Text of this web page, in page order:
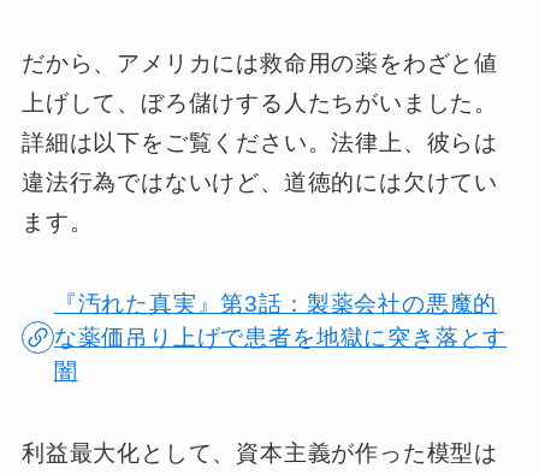
だから、アメリカには救命用の薬をわざと値
上げして、ぼろ儲けする人たちがいました。
詳細は以下をご覧ください。法律上、彼らは
違法行為ではないけど、道徳的には欠けてい
ます。
『汚れた真実』第3話：製薬会社の悪魔的
な薬価吊り上げで患者を地獄に突き落とす
闇
利益最大化として、資本主義が作った模型は